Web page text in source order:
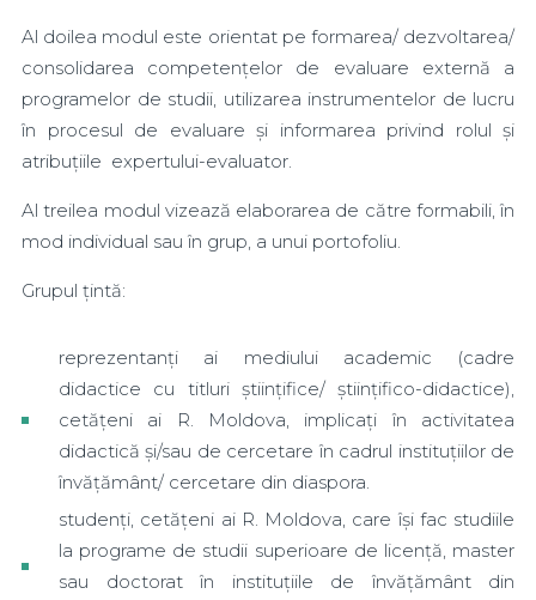
Al doilea modul este orientat pe formarea/ dezvoltarea/
consolidarea competențelor de evaluare externă a
programelor de studii, utilizarea instrumentelor de lucru
în procesul de evaluare și informarea privind rolul și
atribuțiile expertului-evaluator.
Al treilea modul vizează elaborarea de către formabili, în
mod individual sau în grup, a unui portofoliu.
Grupul țintă:
reprezentanți ai mediului academic (cadre
didactice cu titluri științifice/ științifico-didactice),
cetățeni ai R. Moldova, implicați în activitatea
didactică și/sau de cercetare în cadrul instituțiilor de
învățământ/ cercetare din diaspora.
studenți, cetățeni ai R. Moldova, care își fac studiile
la programe de studii superioare de licență, master
sau doctorat în instituțiile de învățământ din